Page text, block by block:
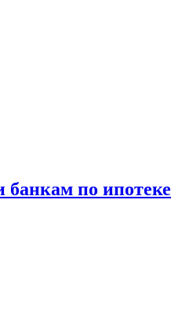
банкам по ипотеке